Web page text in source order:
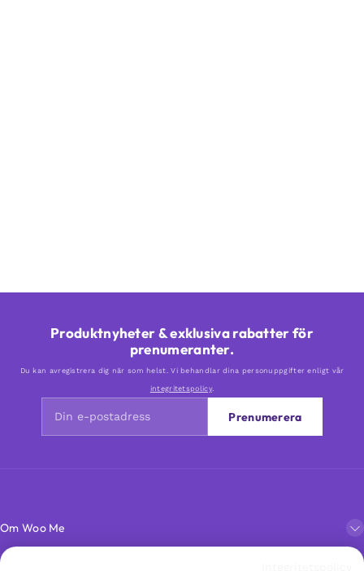
Produktnyheter & exklusiva rabatter för
prenumeranter.
Du kan avregistrera dig när som helst. Vi behandlar dina personuppgifter enligt vår
integritetspolicy.
Prenumerera
Om Woo Me